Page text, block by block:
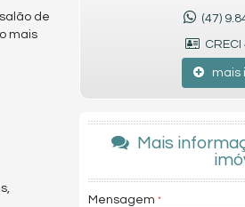
de
mais
(47)
mais
Mais
Mensagem